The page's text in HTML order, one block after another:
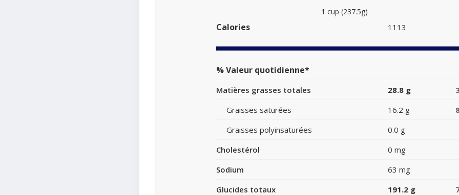
1 cup (237.5g)
Calories 1113
% Valeur quotidienne*
Matières grasses totales 28.8 g
Graisses saturées
16.2 g
Graisses polyinsaturées
0.0 g
Cholestérol
0 mg
Sodium
63 mg
Glucides totaux
191.2 g